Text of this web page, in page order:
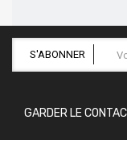
S'ABONNER
GARDER LE